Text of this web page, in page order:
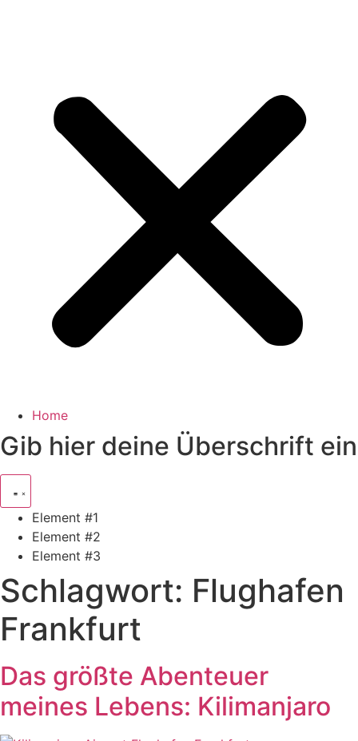
Home
Gib hier deine Überschrift ein
Element #1
Element #2
Element #3
Schlagwort: Flughafen
Frankfurt
Das größte Abenteuer
meines Lebens: Kilimanjaro